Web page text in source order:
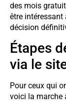
des mois
être intéressant
décision
Étapes
via le
Pour ceux qui
voici la marche